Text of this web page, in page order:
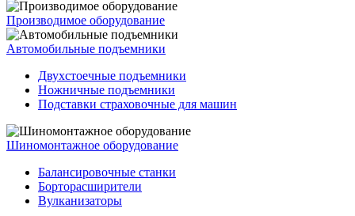
Производимое оборудование
Автомобильные подъемники
Двухстоечные подъемники
Ножничные подъемники
Подставки страховочные для машин
Шиномонтажное оборудование
Балансировочные станки
Борторасширители
Вулканизаторы